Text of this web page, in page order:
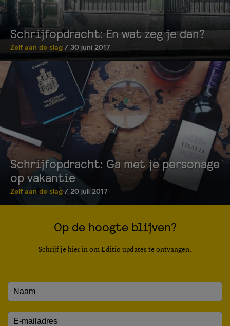
Schrijfopdracht: En wat zeg je dan?
Zelf aan de slag / 30 juni 2017
Schrijfopdracht: Ga met je personage
op vakantie
Zelf aan de slag/ 20 juli 2017
Op de hoogte blijven?
Schrijf je hier in om Editio updates te ontvangen.